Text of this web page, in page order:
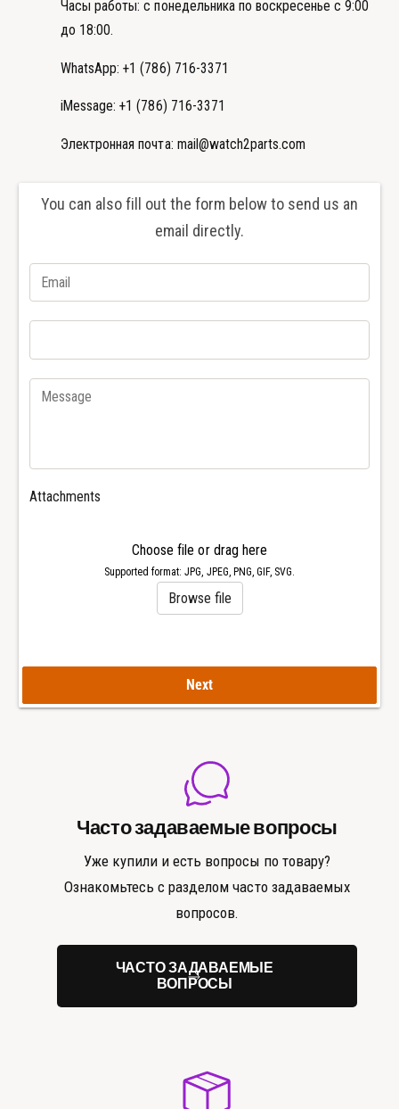
Часы работы: с понедельника по воскресенье с 9:00
до 18:00.
WhatsApp: +1 (786) 716-3371
iMessage: +1 (786) 716-3371
Электронная почта: mail@watch2parts.com
You can also fill out the form below to send us an
email directly.
Attachments
Choose file or drag here
Supported format: JPG, JPEG, PNG, GIF, SVG.
Browse file
Next
Часто задаваемые вопросы
Уже купили и есть вопросы по товару?
Ознакомьтесь с разделом часто задаваемых
вопросов.
ЧАСТО ЗАДАВАЕМЫЕ
ВОПРОСЫ